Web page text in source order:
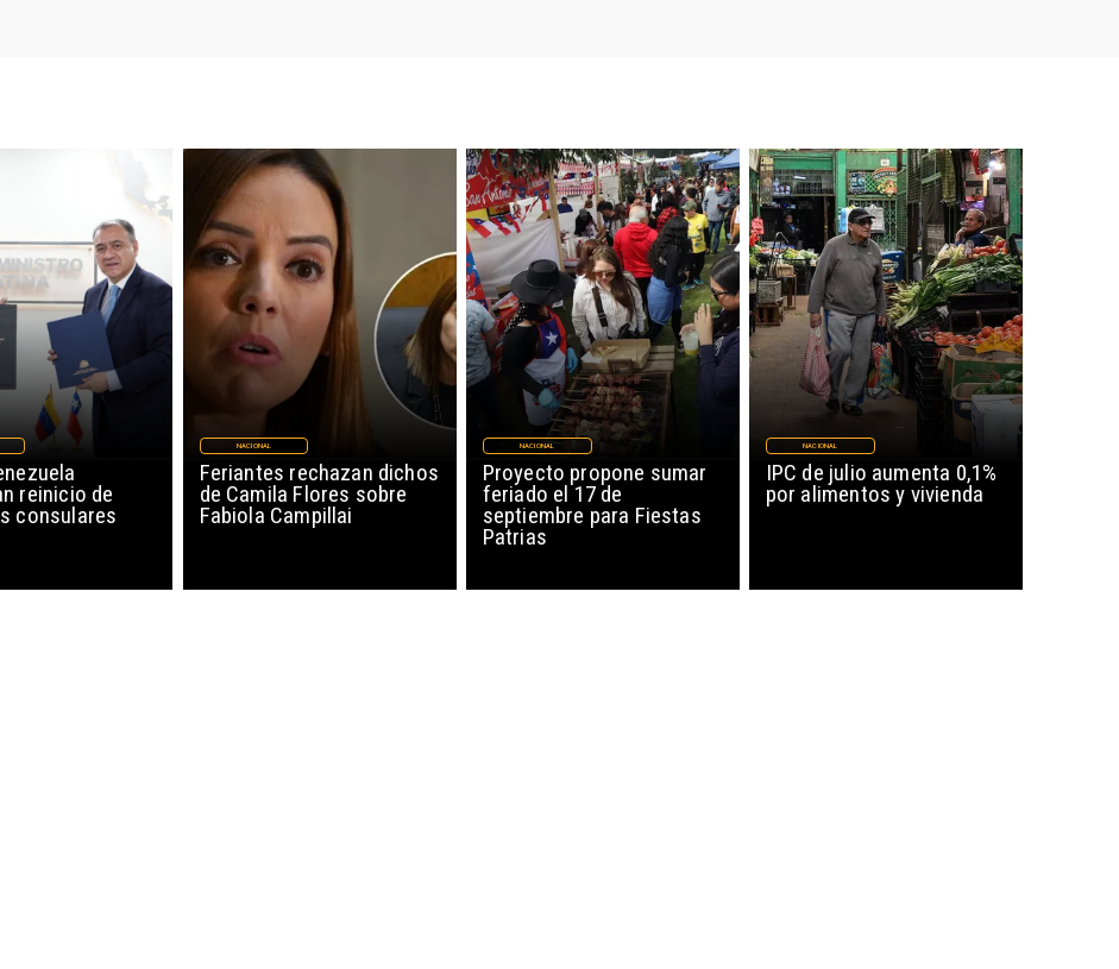
reinicio de
consulares
Feriantes rechazan dichos
de Camila Flores sobre
Fabiola Campillai
NACIONAL
Proyecto propone sumar
feriado el 17 de
septiembre para Fiestas
Patrias
NACIONAL
IPC de julio aumenta 0,1%
por alimentos y vivienda
NACIONAL